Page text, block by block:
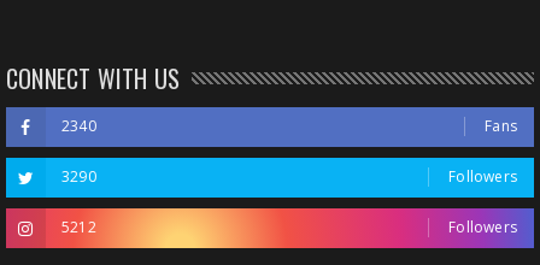
CONNECT WITH US
2340 Fans
3290 Followers
5212 Followers